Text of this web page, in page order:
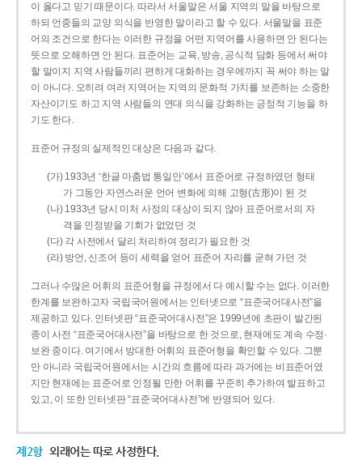
이 옳다고 믿기 때문이다. 따라서 서울말은 서울 지역의 말을 바탕으로
하되 언중들의 교양 의식을 반영한 말이라고 할 수 있다. 서울말을 표준
어의 조건으로 한다는 이러한 규정을 어떤 지역어를 사용하면 안 된다는
뜻으로 오해하면 안 된다. 표준어는 교육, 방송, 공식적 담화 등에서 써야
할 말이지 지역 사람들끼리 편하게 대화하는 경우에까지 꼭 써야 하는 말
이 아니다. 오히려 여러 지역어는 지역의 문화적 가치를 보존하는 소중한
자산이기도 하고 지역 사람들의 연대 의식을 강화하는 긍정적 기능을 하
기도 한다.
표준어 규정의 실제적인 대상은 다음과 같다.
(가) 1933년 ‘한글 마춤법 통일안’에서 표준어로 규정하였던 형태
가 그동안 자연스러운 언어 변화에 의해 고형(古形)이 된 것
(나) 1933년 당시 미처 사정의 대상이 되지 않아 표준어로서의 자
격을 인정받을 기회가 없었던 것
(다) 각 사전에서 달리 처리하여 정리가 필요한 것
(라) 방언, 신조어 등이 세력을 얻어 표준어 자리를 굳혀 가던 것
그러나 수많은 어휘의 표준어형을 규정에서 다 예시할 수는 없다. 이러한
한계를 보완하고자 국립국어원에서는 인터넷으로 “표준국어대사전”을
제공하고 있다. 인터넷판 “표준국어대사전”은 1999년에 초판이 발간된
종이 사전 “표준국어대사전”을 바탕으로 한 것으로, 현재에도 계속 수정·
보완 중이다. 여기에서 방대한 어휘의 표준어형을 확인할 수 있다. 그뿐
만 아니라 국립국어원에서는 시간의 흐름에 따라 과거에는 비표준어였
지만 현재에는 표준어로 인정될 만한 어휘를 꾸준히 추가하여 발표하고
있고, 이 또한 인터넷판 “표준국어대사전”에 반영되어 있다.
제2항 외래어는 따로 사정한다.